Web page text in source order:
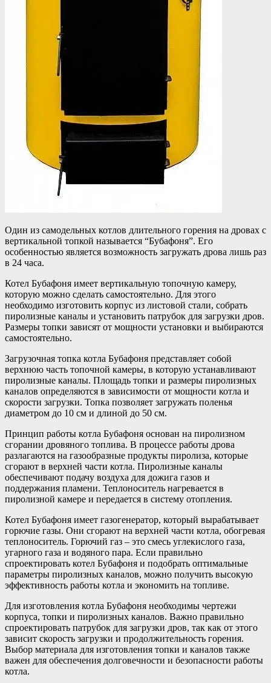
Один из самодельных котлов длительного горения на дровах с
вертикальной топкой называется “Бубафоня”. Его
особенностью является возможность загружать дрова лишь раз
в 24 часа.
Котел Бубафоня имеет вертикальную топочную камеру,
которую можно сделать самостоятельно. Для этого
необходимо изготовить корпус из листовой стали, собрать
пиролизные каналы и установить патрубок для загрузки дров.
Размеры топки зависят от мощности установки и выбираются
самостоятельно.
Загрузочная топка котла Бубафоня представляет собой
верхнюю часть топочной камеры, в которую устанавливают
пиролизные каналы. Площадь топки и размеры пиролизных
каналов определяются в зависимости от мощности котла и
скорости загрузки. Топка позволяет загружать поленья
диаметром до 10 см и длиной до 50 см.
Принцип работы котла Бубафоня основан на пиролизном
сгорании дровяного топлива. В процессе работы дрова
разлагаются на газообразные продукты пиролиза, которые
сгорают в верхней части котла. Пиролизные каналы
обеспечивают подачу воздуха для дожига газов и
поддержания пламени. Теплоноситель нагревается в
пиролизной камере и передается в систему отопления.
Котел Бубафоня имеет газогенератор, который вырабатывает
горючие газы. Они сгорают на верхней части котла, обогревая
теплоноситель. Горючий газ – это смесь углекислого газа,
угарного газа и водяного пара. Если правильно
спроектировать котел Бубафоня и подобрать оптимальные
параметры пиролизных каналов, можно получить высокую
эффективность работы котла и экономить на топливе.
Для изготовления котла Бубафоня необходимы чертежи
корпуса, топки и пиролизных каналов. Важно правильно
спроектировать патрубок для загрузки дров, так как от этого
зависит скорость загрузки и продолжительность горения.
Выбор материала для изготовления топки и каналов также
важен для обеспечения долговечности и безопасности работы
котла.